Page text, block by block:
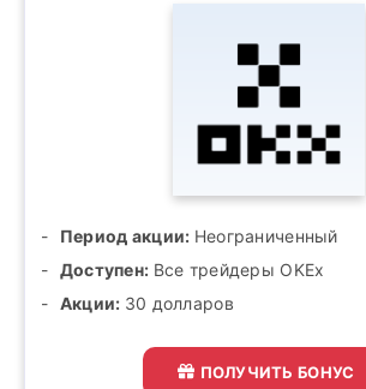
Период акции: Неограниченный
Доступен: Все трейдеры OKEx
Акции: 30 долларов
ПОЛУЧИТЬ БОНУС